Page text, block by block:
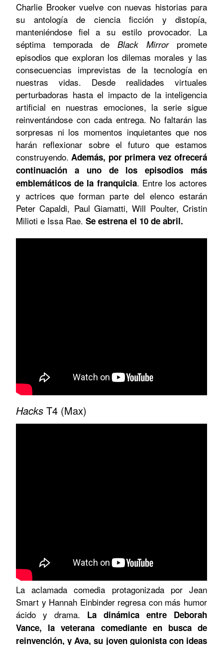
Charlie Brooker vuelve con nuevas historias para
su antología de ciencia ficción y distopía,
manteniéndose fiel a su estilo provocador. La
séptima temporada de Black Mirrorpromete
episodios que exploran los dilemas morales y las
consecuencias imprevistas de la tecnología en
nuestras vidas. Desde realidades virtuales
perturbadoras hasta el impacto de la inteligencia
artificial en nuestras emociones, la serie sigue
reinventándose con cada entrega. No faltarán las
sorpresas ni los momentos inquietantes que nos
harán reflexionar sobre el futuro que estamos
construyendo.Además, por primera vez ofrecerá
continuación a uno de los episodios más
emblemáticos de la franquicia. Entre los actores
y actrices que forman parte del elenco estarán
Peter Capaldi, Paul Giamatti, Will Poulter, Cristin
Milioti e Issa Rae. Se estrena el 10 de abril.
Hacks T4 (Max)
La aclamada comedia protagonizada por Jean
Smart y Hannah Einbinder regresa con más humor
ácido y drama. La dinámica entre Deborah
Vance, la veterana comediante en busca de
reinvención, y Ava, su joven guionista con ideas